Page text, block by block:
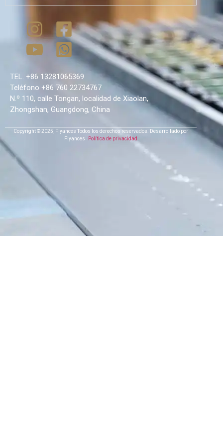
TEL. +86 13281065369
Teléfono +86 760 22734767
N.º 110, calle Tongan, localidad de Xiaolan,
Zhongshan, Guangdong, China
Copyright © 2025, Flyances Todos los derechos reservados.
Desarrollado por
Flyances
Política de privacidad